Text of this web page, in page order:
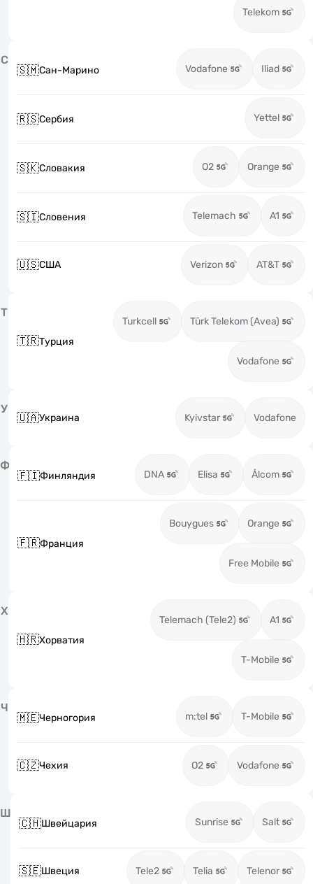
Telekom
С
🇸🇲Сан-Марино Vodafone Iliad
🇷🇸Сербия Yettel
🇸🇰Словакия O2 Orange
🇸🇮Словения Telemach A1
🇺🇸США Verizon AT&T
Т
🇹🇷Турция
Turkcell Türk Telekom (Avea)
Vodafone
У
🇺🇦Украина Kyivstar Vodafone
Ф
🇫🇮Финляндия DNA Elisa Ålcom
🇫🇷Франция
Bouygues Orange
Free Mobile
Х
🇭🇷Хорватия
Telemach (Tele2) A1
T-Mobile
Ч
🇲🇪Черногория m:tel T-Mobile
🇨🇿Чехия O2 Vodafone
Ш
🇨🇭Швейцария Sunrise Salt
🇸🇪Швеция Tele2 Telia Telenor